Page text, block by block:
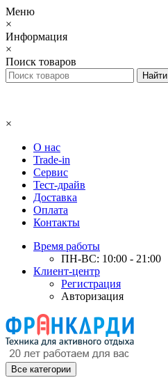
Меню
×
Информация
×
Поиск товаров
×
О нас
Trade-in
Сервис
Тест-драйв
Доставка
Оплата
Контакты
Время работы
ПН-ВС: 10:00 - 21:00
Клиент-центр
Регистрация
Авторизация
Все категории